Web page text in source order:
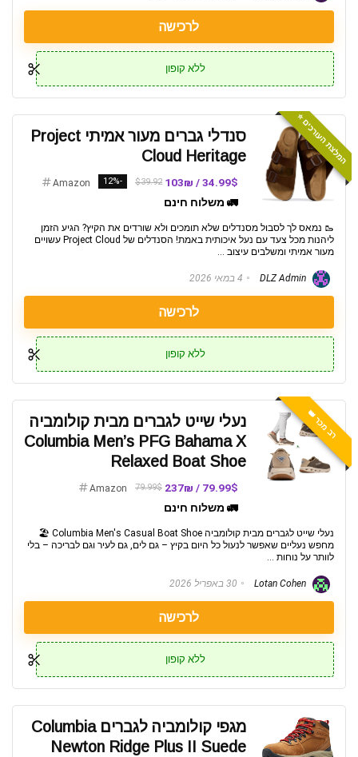
לרכישה
ללא קופון
המלצת העורכים ⭐️
סנדלי גברים מעור אמיתי Project
Cloud Heritage
34.99$ / 103₪
$39.92
-12%
Amazon
🚛 משלוח חינם
🥾 נמאס לך לסבול מסנדלים שלא תומכים ולא שורדים את הקיץ? הגיע הזמן
ליהנות מכל צעד עם נעל איכותית באמת! הסנדלים של Project Cloud עשויים
מעור אמיתי ומשלבים עיצוב ...
4 במאי 2026
לרכישה
ללא קופון
רב מכר 👑
נעלי שייט לגברים מבית קולומביה
Columbia Men’s PFG Bahama X
Relaxed Boat Shoe
79.99$ / 237₪
79.99$
Amazon
🚛 משלוח חינם
נעלי שייט לגברים מבית קולומביה Columbia Men's Casual Boat Shoe 🏖️
מחפש נעליים שאפשר לנעול כל היום בקיץ – גם לים, גם לעיר וגם לבריכה – בלי
לוותר על נוחות ...
30 באפריל 2026
לרכישה
ללא קופון
מגפי קולומביה לגברים Columbia
Newton Ridge Plus II Suede